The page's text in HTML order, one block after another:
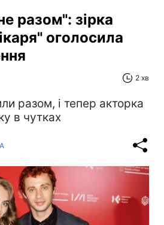
разом": зірка
оголосила
2 хв
разом, і тепер акторка
в чутках